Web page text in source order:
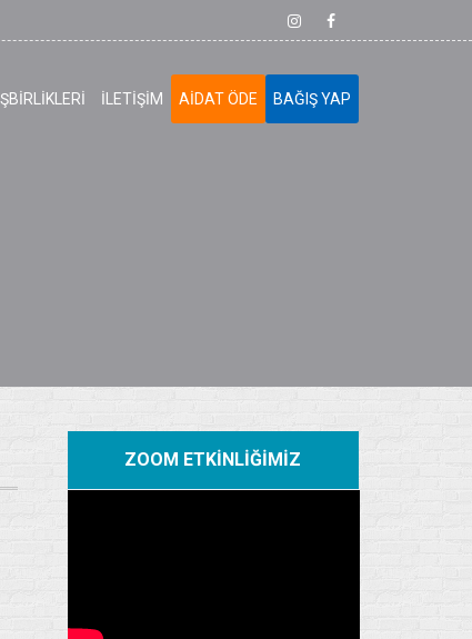
İLETİŞİM AİDAT ÖDE BAĞIŞ YAP
ZOOM ETKİNLİĞİMİZ